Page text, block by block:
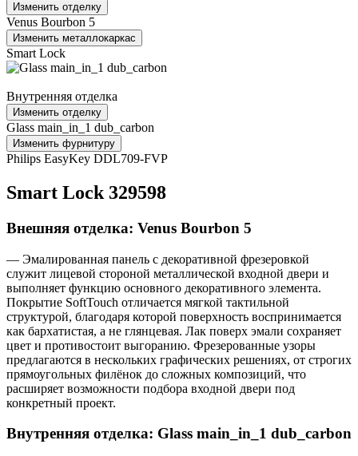
Изменить отделку
Venus Bourbon 5
Изменить металлокаркас
Smart Lock
Внутренняя отделка
Изменить отделку
Glass main_in_1 dub_carbon
Изменить фурнитуру
Philips EasyKey DDL709-FVP
Smart Lock 329598
Внешняя отделка: Venus Bourbon 5
— Эмалированная панель с декоративной фрезеровкой
служит лицевой стороной металлической входной двери и
выполняет функцию основного декоративного элемента.
Покрытие SoftTouch отличается мягкой тактильной
структурой, благодаря которой поверхность воспринимается
как бархатистая, а не глянцевая. Лак поверх эмали сохраняет
цвет и противостоит выгоранию. Фрезерованные узоры
предлагаются в нескольких графических решениях, от строгих
прямоугольных филёнок до сложных композиций, что
расширяет возможности подбора входной двери под
конкретный проект.
Внутренняя отделка: Glass main_in_1 dub_carbon